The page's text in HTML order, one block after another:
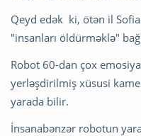
Qeyd edək ki, ötən il
"insanları öldürməklə"
Robot 60-dan çox
yerləşdirilmiş xüsusi
yarada bilir.
İnsanabənzər robotun